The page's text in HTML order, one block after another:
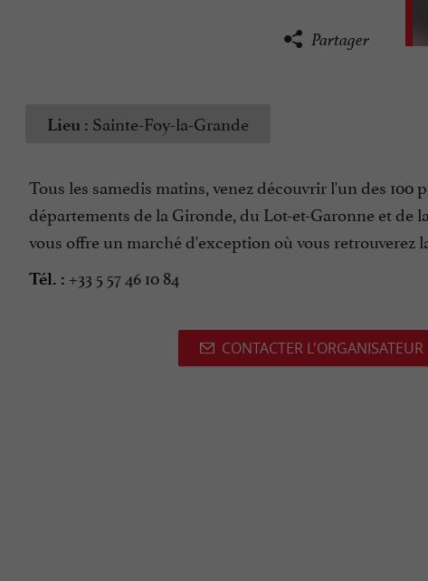
Partager
Lieu : Sainte-Foy-la-Grande
Tous les samedis matins, venez découvrir l'un des 100
départements de la Gironde, du Lot-et-Garonne et de
vous offre un marché d'exception où vous retrouverez
Tél. : +33 5 57 46 10 84
CONTACTER L'ORGANISATEUR